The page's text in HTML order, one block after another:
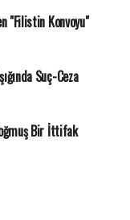
"Filistin Konvoyu"
Suç-Ceza
Bir İttifak